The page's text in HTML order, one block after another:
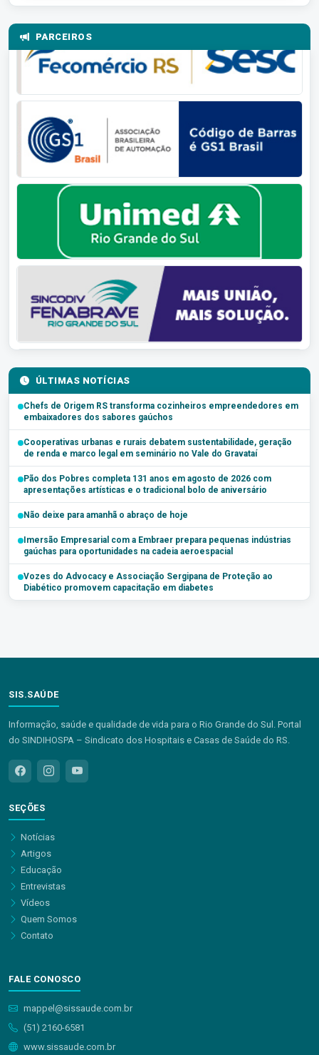
PARCEIROS
ÚLTIMAS NOTÍCIAS
Chefs de Origem RS transforma cozinheiros empreendedores em
embaixadores dos sabores gaúchos
Cooperativas urbanas e rurais debatem sustentabilidade, geração
de renda e marco legal em seminário no Vale do Gravataí
Pão dos Pobres completa 131 anos em agosto de 2026 com
apresentações artísticas e o tradicional bolo de aniversário
Não deixe para amanhã o abraço de hoje
Imersão Empresarial com a Embraer prepara pequenas indústrias
gaúchas para oportunidades na cadeia aeroespacial
Vozes do Advocacy e Associação Sergipana de Proteção ao
Diabético promovem capacitação em diabetes
SIS.SAÚDE
Informação, saúde e qualidade de vida para o Rio Grande do Sul. Portal
do SINDIHOSPA – Sindicato dos Hospitais e Casas de Saúde do RS.
SEÇÕES
Notícias
Artigos
Educação
Entrevistas
Vídeos
Quem Somos
Contato
FALE CONOSCO
mappel@sissaude.com.br
(51) 2160-6581
www.sissaude.com.br